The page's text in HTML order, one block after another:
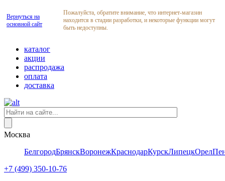
Вернуться на
основной сайт
Пожалуйста, обратите внимание, что интернет-магазин
находится в стадии разработки, и некоторые функции могут
быть недоступны.
каталог
акции
распродажа
оплата
доставка
Москва
БелгородБрянскВоронежКраснодарКурскЛипецкОрел
+7 (499) 350-10-76